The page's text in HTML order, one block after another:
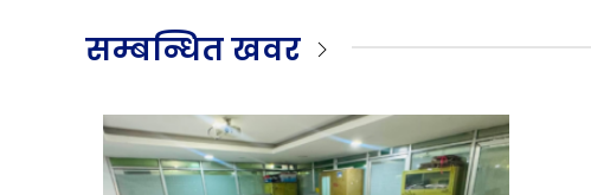
सम्बन्धित खवर